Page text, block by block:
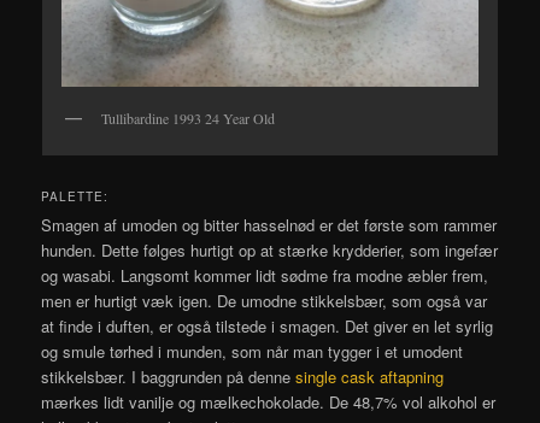
Tullibardine 1993 24 Year Old
PALETTE:
Smagen af umoden og bitter hasselnød er det første som rammer
hunden. Dette følges hurtigt op at stærke krydderier, som ingefær
og wasabi. Langsomt kommer lidt sødme fra modne æbler frem,
men er hurtigt væk igen. De umodne stikkelsbær, som også var
at finde i duften, er også tilstede i smagen. Det giver en let syrlig
og smule tørhed i munden, som når man tygger i et umodent
stikkelsbær. I baggrunden på dennesingle cask aftapning
mærkes lidt vanilje og mælkechokolade. De 48,7% vol alkohol er